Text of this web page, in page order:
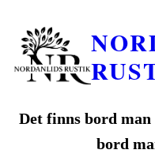
Det finns bord man
bord